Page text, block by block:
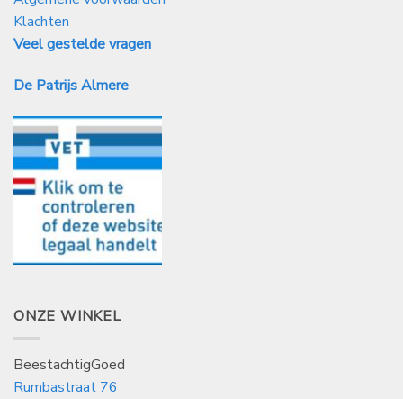
Klachten
Veel gestelde vragen
De Patrijs Almere
ONZE WINKEL
BeestachtigGoed
Rumbastraat 76